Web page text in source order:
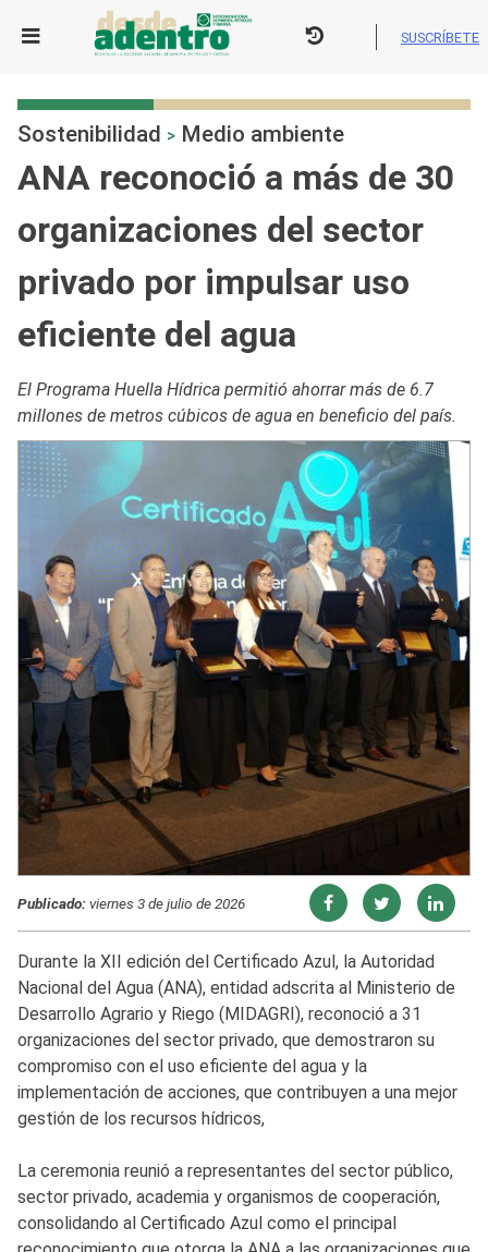
SUSCRÍBETE
Sostenibilidad > Medio ambiente
ANA reconoció a más de 30
organizaciones del sector
privado por impulsar uso
eficiente del agua
El Programa Huella Hídrica permitió ahorrar más de 6.7
millones de metros cúbicos de agua en beneficio del país.
Publicado:viernes 3 de julio de 2026
Durante la XII edición del Certificado Azul, la Autoridad
Nacional del Agua (ANA), entidad adscrita al Ministerio de
Desarrollo Agrario y Riego (MIDAGRI), reconoció a 31
organizaciones del sector privado, que demostraron su
compromiso con el uso eficiente del agua y la
implementación de acciones, que contribuyen a una mejor
gestión de los recursos hídricos,
La ceremonia reunió a representantes del sector público,
sector privado, academia y organismos de cooperación,
consolidando al Certificado Azul como el principal